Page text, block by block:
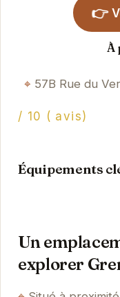
👉
À
57B Rue du
/ 10 ( avis)
Équipements
Un
explorer